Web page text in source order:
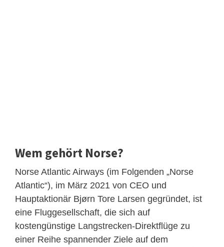
Wem gehört Norse?
Norse Atlantic Airways (im Folgenden „Norse
Atlantic“), im März 2021 von CEO und
Hauptaktionär Bjørn Tore Larsen gegründet, ist
eine Fluggesellschaft, die sich auf
kostengünstige Langstrecken-Direktflüge zu
einer Reihe spannender Ziele auf dem